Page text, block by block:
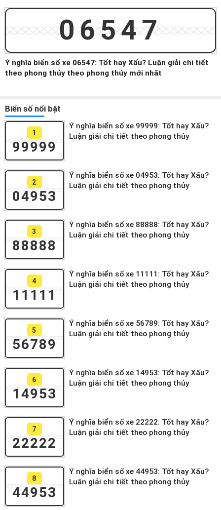
06547
Ý nghĩa biển số xe 06547: Tốt hay Xấu? Luận giải chi tiết
theo phong thủy theo phong thủy mới nhất
Biển số nổi bật
1
99999
Ý nghĩa biển số xe 99999: Tốt hay Xấu?
Luận giải chi tiết theo phong thủy
2
04953
Ý nghĩa biển số xe 04953: Tốt hay Xấu?
Luận giải chi tiết theo phong thủy
3
88888
Ý nghĩa biển số xe 88888: Tốt hay Xấu?
Luận giải chi tiết theo phong thủy
4
11111
Ý nghĩa biển số xe 11111: Tốt hay Xấu?
Luận giải chi tiết theo phong thủy
5
56789
Ý nghĩa biển số xe 56789: Tốt hay Xấu?
Luận giải chi tiết theo phong thủy
6
14953
Ý nghĩa biển số xe 14953: Tốt hay Xấu?
Luận giải chi tiết theo phong thủy
7
22222
Ý nghĩa biển số xe 22222: Tốt hay Xấu?
Luận giải chi tiết theo phong thủy
8
44953
Ý nghĩa biển số xe 44953: Tốt hay Xấu?
Luận giải chi tiết theo phong thủy